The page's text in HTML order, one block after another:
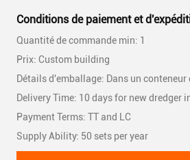
Conditions de paiement et
Quantité de commande min: 1
Prix: Custom building
Détails d'emballage: Dans un conteneur
Delivery Time: 10 days for new dredger
Payment Terms: TT and LC
Supply Ability: 50 sets per year